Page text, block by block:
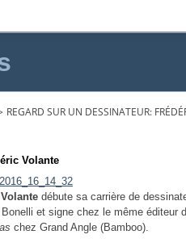
REGARD SUR UN DESSINATEUR:
Volante
débute sa carrière de
et signe chez le même éditeur
chez Grand Angle (Bamboo).